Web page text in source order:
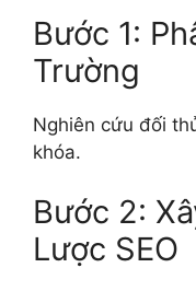
Bước 1:
Trường
Nghiên cứu đối
khóa.
Bước 2:
Lược SEO